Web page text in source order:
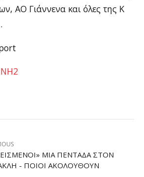
ΑΟ Γιάννενα και όλες της Κ
ΜΙΑ ΠΕΝΤΆΔΑ ΣΤΟΝ
- ΠΟΙΟΙ ΑΚΟΛΟΥΘΟΎΝ